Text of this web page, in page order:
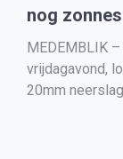
nog
MEDEMBLIK
vrijdagavond,
20mm
waarbij zelfs
uitrukken